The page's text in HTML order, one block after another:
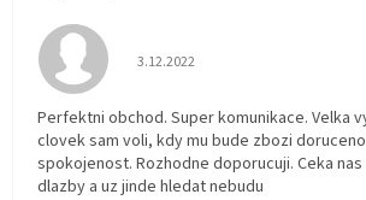
Hodnocení obchodu je 5 z 5
3.12.2022
Perfektni obchod. Super komunikace. Velka
clovek sam voli, kdy mu bude zbozi
spokojenost. Rozhodne doporucuji. Ceka
dlazby a uz jinde hledat nebudu